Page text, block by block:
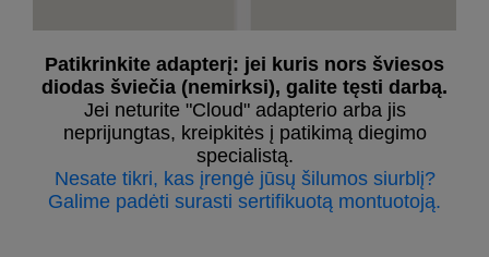
Patikrinkite adapterį: jei kuris nors šviesos
diodas šviečia (nemirksi), galite tęsti darbą.
Jei neturite "Cloud" adapterio arba jis
neprijungtas, kreipkitės į patikimą diegimo
specialistą.
Nesate tikri, kas įrengė jūsų šilumos siurblį?
Galime padėti surasti sertifikuotą montuotoją.